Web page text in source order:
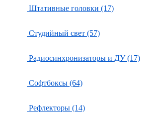
Штативные головки (17)
Студийный свет (57)
Радиосинхронизаторы и ДУ (17)
Софтбоксы (64)
Рефлекторы (14)